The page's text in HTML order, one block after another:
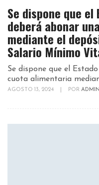
Se dispone que
deberá abonar
mediante el
Salario Mínimo
Se dispone que el
cuota alimentaria
AGOSTO 13, 2024 POR ADMIN